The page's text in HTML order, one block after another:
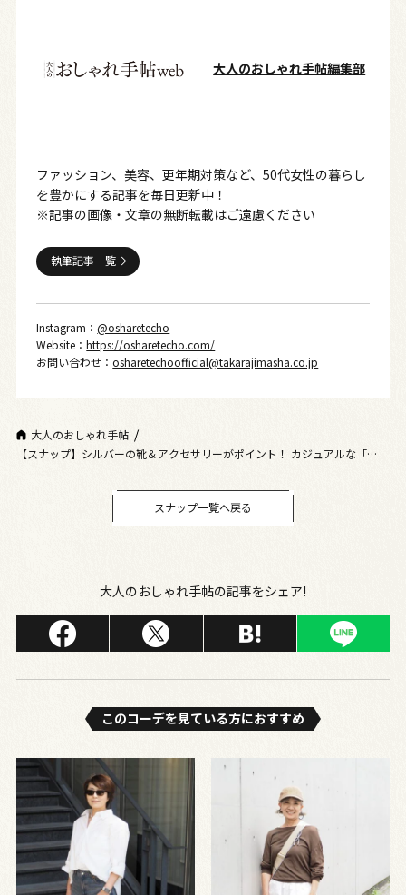
大人のおしゃれ手帖編集部
ファッション、美容、更年期対策など、50代女性の暮らし
を豊かにする記事を毎日更新中！
※記事の画像・文章の無断転載はご遠慮ください
執筆記事一覧
Instagram：@osharetecho
Website：https://osharetecho.com/
お問い合わせ：osharetechoofficial@takarajimasha.co.jp
大人のおしゃれ手帖
【スナップ】シルバーの靴＆アクセサリーがポイント！ カジュアルな「オー
スナップ一覧へ戻る
大人のおしゃれ手帖の記事をシェア!
このコーデを⾒ている⽅におすすめ